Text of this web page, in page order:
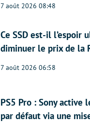
7 août 2026 08:48
Ce SSD est-il l’espoir
diminuer le prix de la
7 août 2026 06:58
PS5 Pro : Sony active
par défaut via une